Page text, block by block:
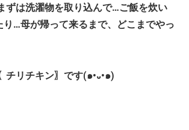
ずは洗濯物を取り込んで…ご飯を炊い
…母が帰って来るまで、どこまでやっ
チリチキン〗です(๑•᎑•๑)